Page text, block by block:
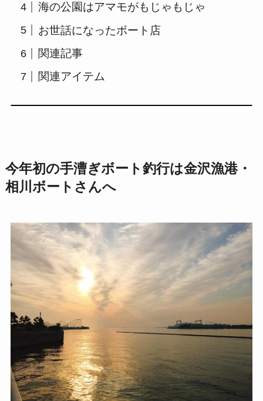
海の公園はアマモがもじゃもじゃ
お世話になったボート店
関連記事
関連アイテム
今年初の手漕ぎボート釣行は金沢漁港・
相川ボートさんへ